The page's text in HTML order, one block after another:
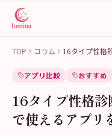
TOP コラム 16タイプ性格
アプリ比較 おすすめ
16タイプ性格
で使えるアプリ